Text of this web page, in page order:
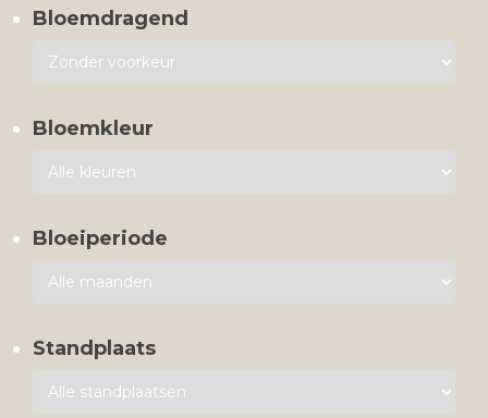
Bloemdragend
Bloemkleur
Bloeiperiode
Standplaats